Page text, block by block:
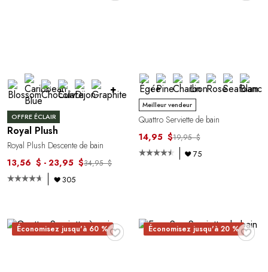
+
OFFRE ÉCLAIR
Royal Plush
Royal Plush Descente de bain
13,56 $ - 23,95 $34,95 $
305
Meilleur vendeur
Quattro Serviette de bain
14,95 $19,95 $
75
♥
Économisez jusqu'à 60 % ♥
Économisez jusqu'à 20 %